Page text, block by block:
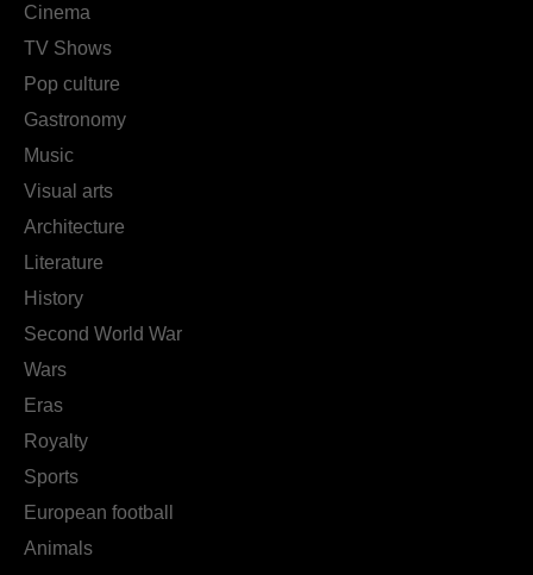
Cinema
TV Shows
Pop culture
Gastronomy
Music
Visual arts
Architecture
Literature
History
Second World War
Wars
Eras
Royalty
Sports
European football
Animals